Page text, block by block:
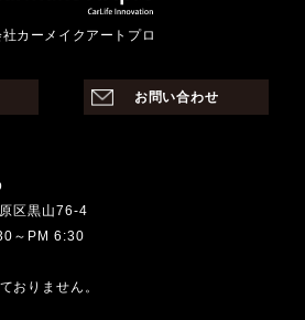
カーメイクアートプロ
お問い合わせ
区黒山76-4
～PM 6:30
おりません。